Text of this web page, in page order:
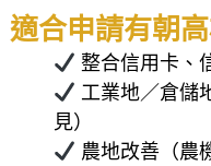
適合申請有朝
整合信用卡、
工業地／倉儲
見）
農地改善（農